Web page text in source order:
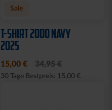
Sale
T-SHIRT 2000 NAVY
2025
15,00 € 34,95 €
30 Tage Bestpreis: 15,00 €